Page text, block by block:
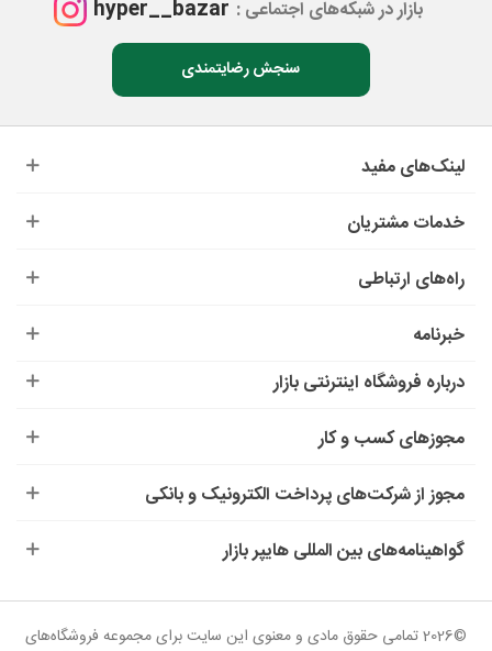
بازار در شبکه‌های اجتماعی : hyper__bazar
سنجش رضایتمندی
لینک‌های مفید
خدمات مشتریان
راه‌های ارتباطی
خبرنامه
درباره‌ فروشگاه اینترنتی بازار
مجوزهای کسب و کار
مجوز از شرکت‌های پرداخت الکترونیک و بانکی
گواهینامه‌های بین المللی هایپر بازار
©2026 تمامی حقوق مادی و معنوی این سایت برای مجموعه فروشگاه‌های